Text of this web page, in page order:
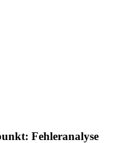
Fehleranalyse